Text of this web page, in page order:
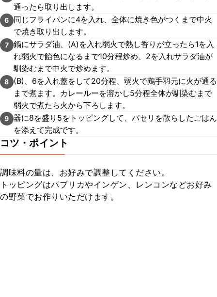
通ったら取り出します。
6
同じフライパンに4を入れ、全体に焼き色がつくまで中火
で焼き取り出します。
7 鍋にサラダ油、(A)を入れ弱火で熱し香りが立ったら1を入
れ弱火で飴色になるまで10分程炒め、2を入れサラダ油が
馴染むまで中火で炒めます。
8
(B)、6を入れ蓋をして20分程、弱火で鶏手羽元に火が通る
まで煮ます。カレールーを溶かし5分程全体が馴染むまで
弱火で煮たら火から下ろします。
9 器に8を盛り5をトッピングして、パセリを散らしたごはん
を添えて完成です。
コツ・ポイント
調味料の量は、お好みで調整してください。
トッピングはパプリカやインゲン、レンコンなどお好み
の野菜でお作りいただけます。